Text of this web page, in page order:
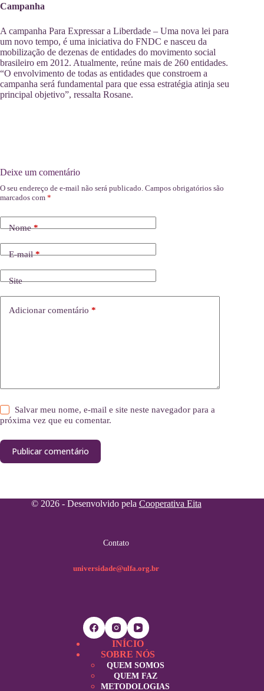
Campanha
A campanha Para Expressar a Liberdade – Uma nova lei para
um novo tempo, é uma iniciativa do FNDC e nasceu da
mobilização de dezenas de entidades do movimento social
brasileiro em 2012. Atualmente, reúne mais de 260 entidades.
“O envolvimento de todas as entidades que constroem a
campanha será fundamental para que essa estratégia atinja seu
principal objetivo”, ressalta Rosane.
Deixe um comentário
O seu endereço de e-mail não será publicado. Campos obrigatórios são
marcados com *
Nome*
E-mail*
Site
Adicionar comentário *
Salvar meu nome, e-mail e site neste navegador para a
próxima vez que eu comentar.
Publicar comentário
© 2026 - Desenvolvido pela Cooperativa Eita
Contato
universidade@ulfa.org.br
INÍCIO
SOBRE NÓS
QUEM SOMOS
QUEM FAZ
METODOLOGIAS